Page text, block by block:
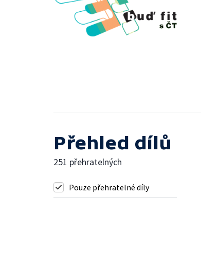
Přehled dílů
251 přehratelných
Pouze přehratelné díly